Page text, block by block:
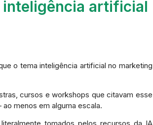
inteligência artificial
o tema inteligência artificial no marketing
cursos e workshops que citavam esse
menos em alguma escala.